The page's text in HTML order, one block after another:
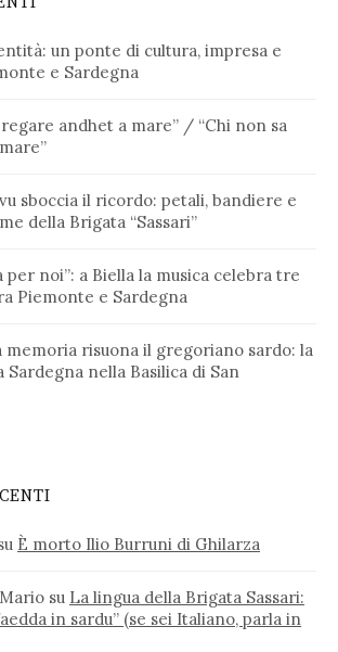
un ponte di cultura, impresa e
e Sardegna
andhet a mare” / “Chi non sa
sboccia il ricordo: petali, bandiere e
della Brigata “Sassari”
per noi”: a Biella la musica celebra tre
Piemonte e Sardegna
memoria risuona il gregoriano sardo: la
Sardegna nella Basilica di San
È morto Ilio Burruni di Ghilarza
su La lingua della Brigata Sassari:
in sardu” (se sei Italiano, parla in